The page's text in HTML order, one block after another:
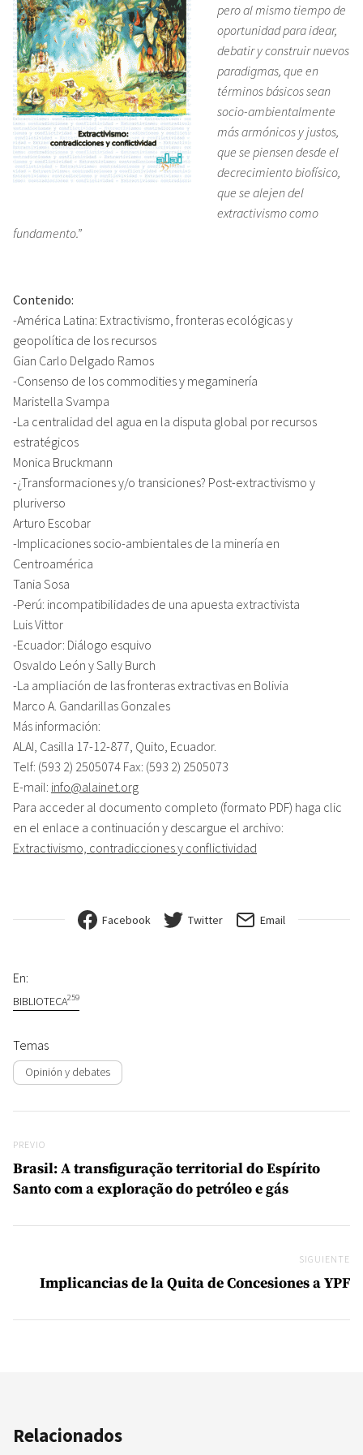
pero al mismo tiempo de
oportunidad para idear,
debatir y construir nuevos
paradigmas, que en
términos básicos sean
socio-ambientalmente
más armónicos y justos,
que se piensen desde el
decrecimiento biofísico,
que se alejen del
extractivismo como
fundamento.”
Contenido:
-América Latina: Extractivismo, fronteras ecológicas y
geopolítica de los recursos
Gian Carlo Delgado Ramos
-Consenso de los commodities y megaminería
Maristella Svampa
-La centralidad del agua en la disputa global por recursos
estratégicos
Monica Bruckmann
-¿Transformaciones y/o transiciones? Post-extractivismo y
pluriverso
Arturo Escobar
-Implicaciones socio-ambientales de la minería en
Centroamérica
Tania Sosa
-Perú: incompatibilidades de una apuesta extractivista
Luis Vittor
-Ecuador: Diálogo esquivo
Osvaldo León y Sally Burch
-La ampliación de las fronteras extractivas en Bolivia
Marco A. Gandarillas Gonzales
Más información:
ALAI, Casilla 17-12-877, Quito, Ecuador.
Telf: (593 2) 2505074 Fax: (593 2) 2505073
E-mail: info@alainet.org
Para acceder al documento completo (formato PDF) haga clic
en el enlace a continuación y descargue el archivo:
Extractivismo, contradicciones y conflictividad
Facebook Twitter Email
En:
BIBLIOTECA259
Temas
Opinión y debates
Previo
PREVIO
Brasil: A transfiguração territorial do Espírito
Santo com a exploração do petróleo e gás
SIGUIENTE
Implicancias de la Quita de Concesiones a YPF
Relacionados